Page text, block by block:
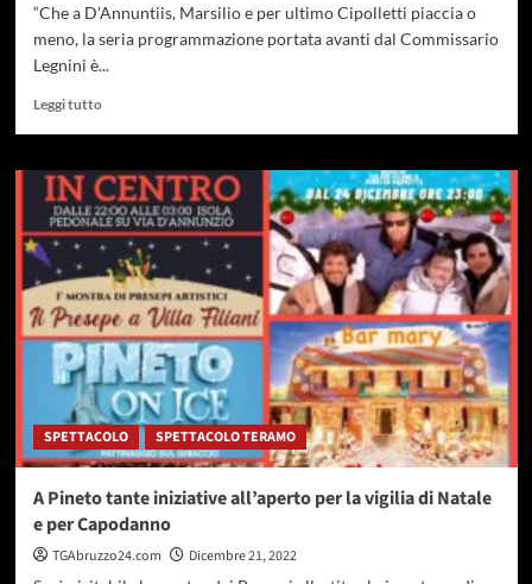
“Che a D’Annuntiis, Marsilio e per ultimo Cipolletti piaccia o
meno, la seria programmazione portata avanti dal Commissario
Legnini è...
Leggi tuttoLeggi
su
Pepe:”Sui
fondi
post
sisma
la
narrazione
del
centro
destra
è
grottesca”
SPETTACOLO SPETTACOLO TERAMO
A Pineto tante iniziative all’aperto per la vigilia di Natale
e per Capodanno
TGAbruzzo24.com
Dicembre 21, 2022